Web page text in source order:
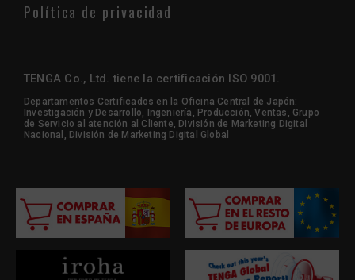
Política de privacidad
TENGA Co., Ltd. tiene la certificación ISO 9001.
Departamentos Certificados en la Oficina Central de Japón:
Investigación y Desarrollo, Ingeniería, Producción, Ventas, Grupo
de Servicio al atención al Cliente, División de Marketing Digital
Nacional, División de Marketing Digital Global